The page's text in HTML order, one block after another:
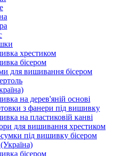
хрестиком
бісером
для вишивання бісером
на дерев'яній основі
з фанери під вишивку
на пластиковій канві
для вишивання хрестиком
під вишивку бісером
бісером